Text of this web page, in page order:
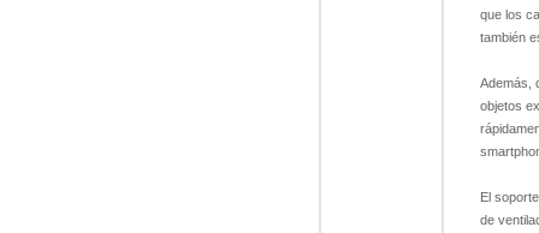
que los
también
Además,
objetos
El
de